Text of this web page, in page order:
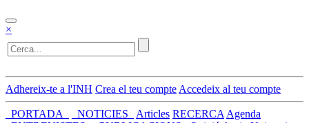
×
Adhereix-te a l'INH Crea el teu compte Accedeix al teu compte
_PORTADA_ _NOTICIES_ Articles RECERCA Agenda